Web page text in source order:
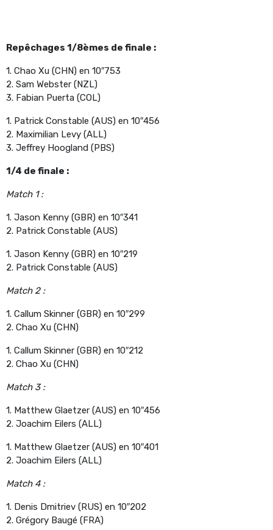
Repêchages 1/8èmes de finale :
1. Chao Xu (CHN) en 10″753
2. Sam Webster (NZL)
3. Fabian Puerta (COL)
1. Patrick Constable (AUS) en 10″456
2. Maximilian Levy (ALL)
3. Jeffrey Hoogland (PBS)
1/4 de finale :
Match 1 :
1. Jason Kenny (GBR) en 10″341
2. Patrick Constable (AUS)
1. Jason Kenny (GBR) en 10″219
2. Patrick Constable (AUS)
Match 2 :
1. Callum Skinner (GBR) en 10″299
2. Chao Xu (CHN)
1. Callum Skinner (GBR) en 10″212
2. Chao Xu (CHN)
Match 3 :
1. Matthew Glaetzer (AUS) en 10″456
2. Joachim Eilers (ALL)
1. Matthew Glaetzer (AUS) en 10″401
2. Joachim Eilers (ALL)
Match 4 :
1. Denis Dmitriev (RUS) en 10″202
2. Grégory Baugé (FRA)